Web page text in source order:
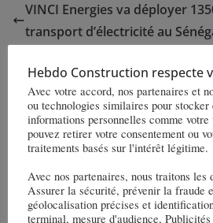
VINCI Energies va déployer
transport d’électricité au
janvier 2024 dès 9 heures,
Vous pourrez
Hebdo Construction respecte
Avec votre accord, nos partenaires et
ou technologies similaires pour stocker
informations personnelles comme
pouvez retirer votre consentement ou
traitements basés sur l'intérêt légitime.
Avec nos partenaires, nous traitons les
Assurer la sécurité, prévenir la fraude
géolocalisation précises et
terminal, mesure d'audience,